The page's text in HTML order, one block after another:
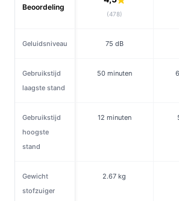
Beoordeling
(478)
Geluidsniveau 75 dB
Gebruikstijd
laagste stand
50 minuten
Gebruikstijd
hoogste
stand
12 minuten
Gewicht
stofzuiger
2.67 kg